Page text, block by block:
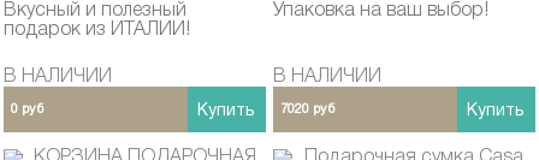
Вкусный и полезный
подарок из ИТАЛИИ!
В НАЛИЧИИ
0 руб Купить
Упаковка на ваш выбор!
В НАЛИЧИИ
7020 руб Купить